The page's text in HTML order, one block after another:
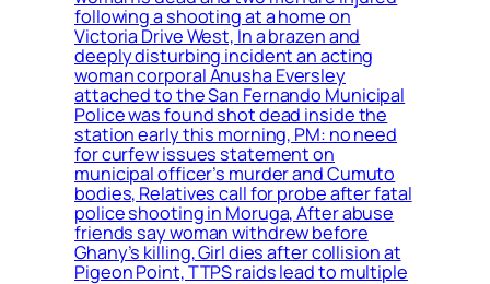
following a shooting at a home on
Victoria Drive West, In a brazen and
deeply disturbing incident an acting
woman corporal Anusha Eversley
attached to the San Fernando Municipal
Police was found shot dead inside the
station early this morning, PM: no need
for curfew issues statement on
municipal officer’s murder and Cumuto
bodies, Relatives call for probe after fatal
police shooting in Moruga, After abuse
friends say woman withdrew before
Ghany’s killing, Girl dies after collision at
Pigeon Point, TTPS raids lead to multiple